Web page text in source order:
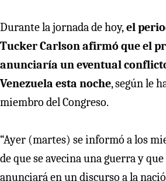
Durante la jornada de hoy,el
Tucker Carlson afirmó que el
anunciaría un eventual
Venezuela esta noche, según le
miembro del Congreso.
“Ayer (martes) se informó a los
de que se avecina una guerra y
anunciará en un discurso a la